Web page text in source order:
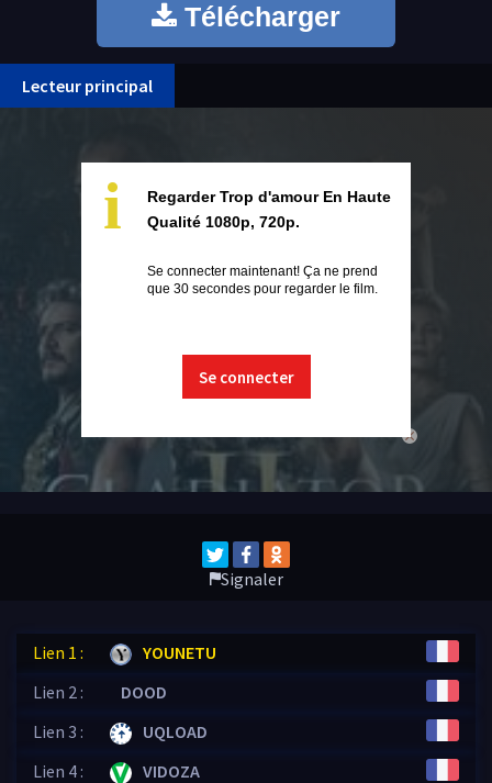
Télécharger
Lecteur principal
close
i
Regarder Trop d'amour En Haute
Qualité 1080p, 720p.
Se connecter maintenant! Ça ne prend
que 30 secondes pour regarder le film.
Se connecter
Signaler
Lien 1 :
YOUNETU
Lien 2 :
DOOD
Lien 3 :
UQLOAD
Lien 4 :
VIDOZA